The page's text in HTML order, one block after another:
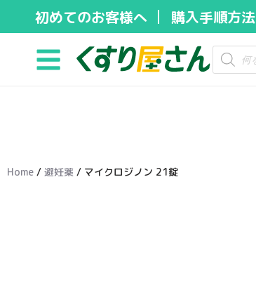
キ
初めてのお客様へ 購入手順方法
Home / 避妊薬 / マイクロジノン 21錠